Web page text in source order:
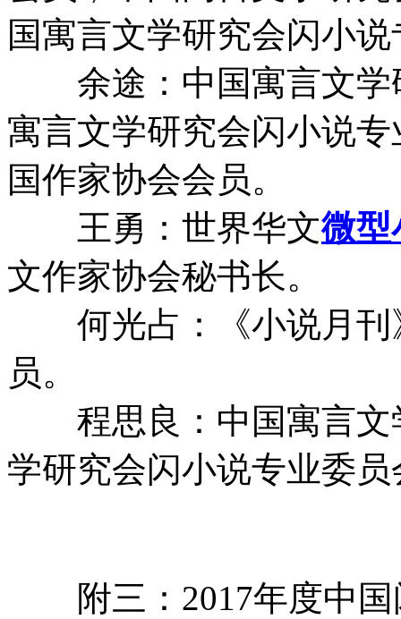
国寓言文学研究会闪小
余途：中国寓言文学
寓言文学研究会闪小说
国作家协会会员。
王勇：世界华文微型
文作家协会秘书长。
何光占：《小说月刊
员。
程思良：中国寓言文
学研究会闪小说专业委
附三：2017年度中国